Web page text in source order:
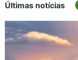
Últimas notícias